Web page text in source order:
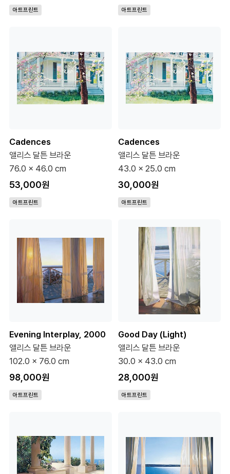
아트프린트 아트프린트
Cadences
앨리스 달튼 브라운
76.0 x 46.0 cm
53,000원
아트프린트
Cadences
앨리스 달튼 브라운
43.0 x 25.0 cm
30,000원
아트프린트
Evening Interplay, 2000
앨리스 달튼 브라운
102.0 x 76.0 cm
98,000원
아트프린트
Good Day (Light)
앨리스 달튼 브라운
30.0 x 43.0 cm
28,000원
아트프린트